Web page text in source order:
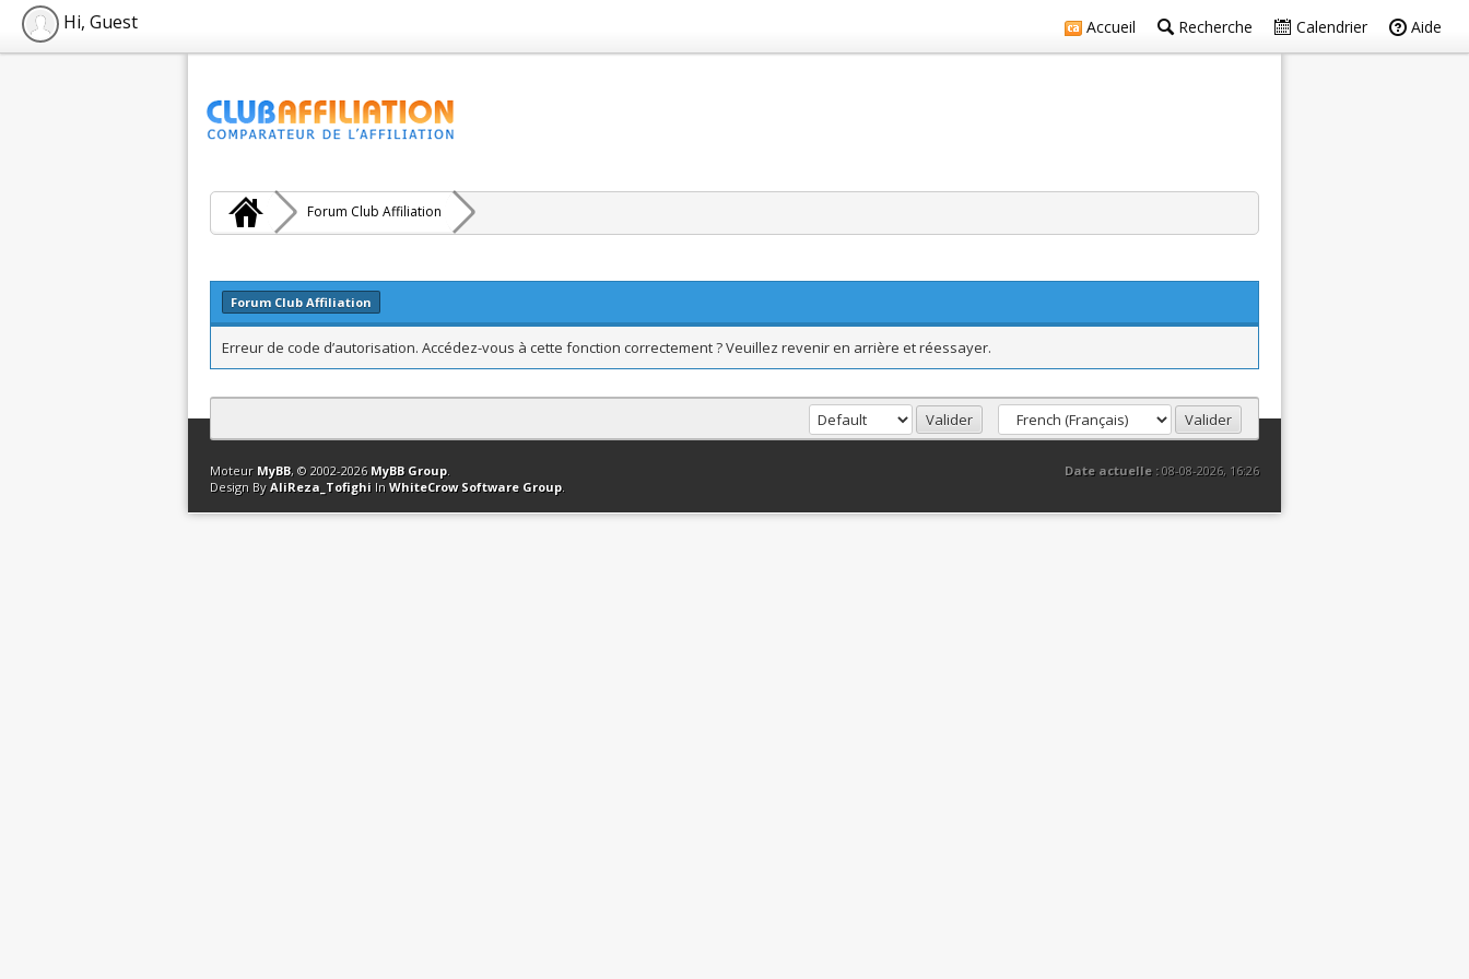
Accueil Recherche Calendrier Aide
Hi, Guest
Forum Club Affiliation
Forum Club Affiliation
Erreur de code d’autorisation. Accédez-vous à cette fonction correctement ? Veuillez revenir en arrière et réessayer.
Contact Club Affiliation Retourner en haut Version bas-débit (Archivé) Syndication RSS
Date actuelle :08-08-2026, 16:26
Moteur MyBB, © 2002-2026 MyBB Group.
Design By AliReza_Tofighi In WhiteCrow Software Group.